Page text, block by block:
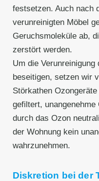
festsetzen. Auch nach
verunreinigten Möbel
Geruchsmoleküle ab,
zerstört werden.
Um die
beseitigen, setzen wir
Störkathen
gefiltert,
durch das Ozon
der Wohnung kein
wahrzunehmen.
Diskretion bei der